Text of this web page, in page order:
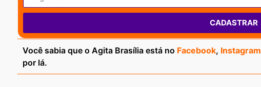
CADASTRAR
Você sabia que o Agita Brasília está no Facebook, Instagram
por lá.